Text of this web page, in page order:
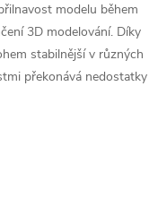
modelu během
3D modelování. Díky
stabilnější v různých
překonává nedostatky